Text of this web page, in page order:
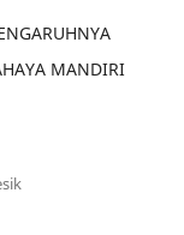
MANDIRI